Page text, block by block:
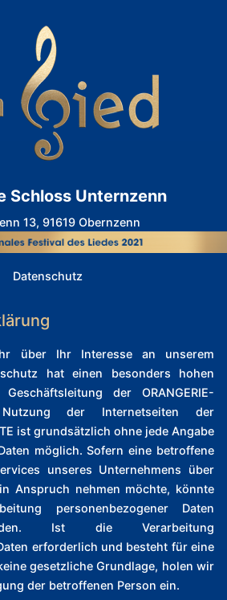
Schloss Unternzenn
13, 91619 Obernzenn
Datenschutz
über Ihr Interesse an unserem
hat einen besonders hohen
der ORANGERIE-
Nutzung der Internetseiten der
ist grundsätzlich ohne jede Angabe
möglich. Sofern eine betroffene
unseres Unternehmens über
Anspruch nehmen möchte, könnte
personenbezogener Daten
Ist die Verarbeitung
erforderlich und besteht für eine
gesetzliche Grundlage, holen wir
der betroffenen Person ein.